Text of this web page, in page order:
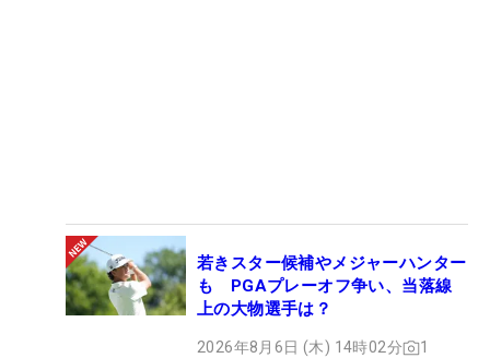
若きスター候補やメジャーハンター
も PGAプレーオフ争い、当落線
上の大物選手は？
2026年8月6日 (木) 14時02分 1